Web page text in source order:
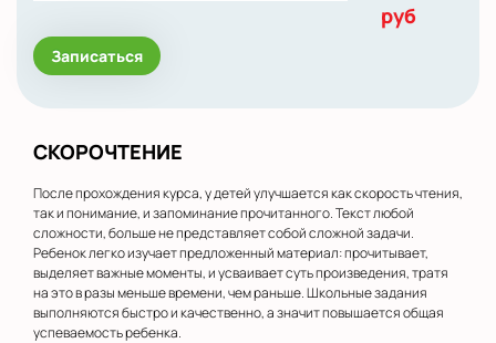
руб
Записаться
СКОРОЧТЕНИЕ
После прохождения курса, у детей улучшается как скорость чтения,
так и понимание, и запоминание прочитанного. Текст любой
сложности, больше не представляет собой сложной задачи.
Ребенок легко изучает предложенный материал: прочитывает,
выделяет важные моменты, и усваивает суть произведения, тратя
на это в разы меньше времени, чем раньше. Школьные задания
выполняются быстро и качественно, а значит повышается общая
успеваемость ребенка.